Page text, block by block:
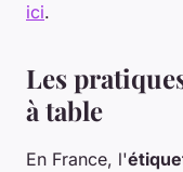
ici.
Les
à table
En France, l'